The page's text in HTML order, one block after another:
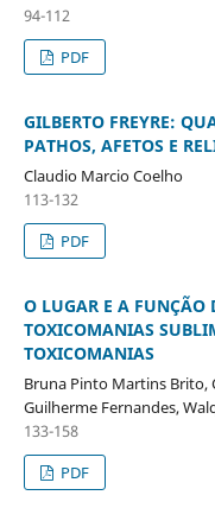
94-112
PDF
GILBERTO FREYRE:
PATHOS, AFETOS E
Claudio Marcio Coelho
113-132
PDF
O LUGAR E A
TOXICOMANIAS
TOXICOMANIAS
Bruna Pinto Martins Brito,
Guilherme Fernandes,
133-158
PDF